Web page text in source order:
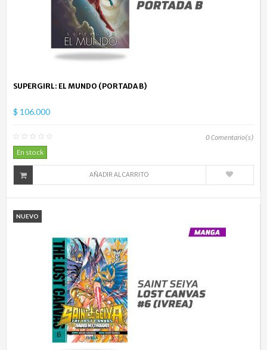
SUPERGIRL: EL MUNDO (PORTADA B)
$ 106.000
0Comentario(s)
En stock
AÑADIR AL CARRITO
NUEVO